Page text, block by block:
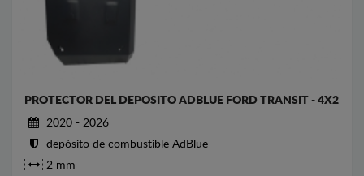
PROTECTOR DEL DEPOSITO ADBLUE FORD TRANSIT - 4X2
2020 - 2026
depósito de combustible AdBlue
2 mm